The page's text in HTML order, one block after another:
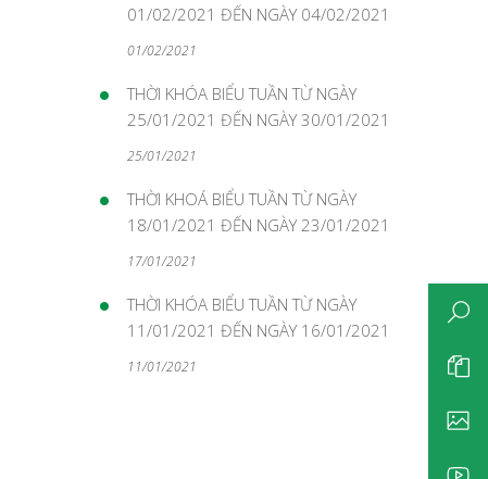
01/02/2021 ĐẾN NGÀY 04/02/2021
01/02/2021
THỜI KHÓA BIỂU TUẦN TỪ NGÀY
25/01/2021 ĐẾN NGÀY 30/01/2021
25/01/2021
THỜI KHOÁ BIỂU TUẦN TỪ NGÀY
18/01/2021 ĐẾN NGÀY 23/01/2021
17/01/2021
THỜI KHÓA BIỂU TUẦN TỪ NGÀY
11/01/2021 ĐẾN NGÀY 16/01/2021
11/01/2021